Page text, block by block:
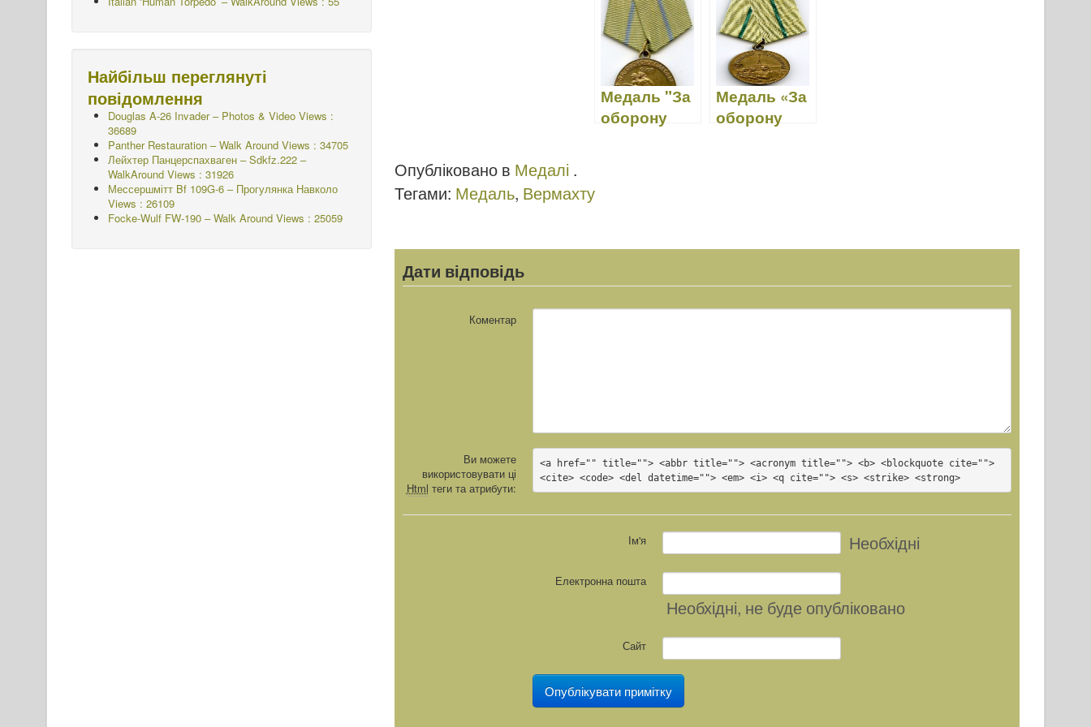
війну 1939-
стіни"
о Союзу"
Медаль "За
оборону
Медаль «За
оборону
Опубліковано в Медалі .
Тегами: Медаль, Вермахту
Дати відповідь
Коментар
Ви можете
використовувати ці
Html теги та атрибути:
<a href="" title=""> <abbr title=""> <acronym title=""> <b> <blockquote cite="">
<cite> <code> <del datetime=""> <em> <i> <q cite=""> <s> <strike> <strong>
Ім'я Необхідні
Електронна пошта
Необхідні, не буде опубліковано
Сайт
Найбільш переглянуті
повідомлення
Douglas A-26 Invader – Photos & Video Views :
36689
Panther Restauration – Walk Around Views : 34705
Лейхтер Панцерспахваген – Sdkfz.222 –
WalkAround Views : 31926
Мессершмітт Bf 109G-6 – Прогулянка Навколо
Views : 26109
Focke-Wulf FW-190 – Walk Around Views : 25059